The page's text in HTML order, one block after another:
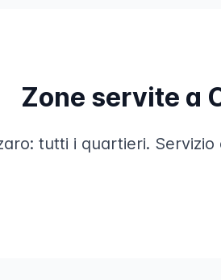
Zone servite a
tutti i quartieri.